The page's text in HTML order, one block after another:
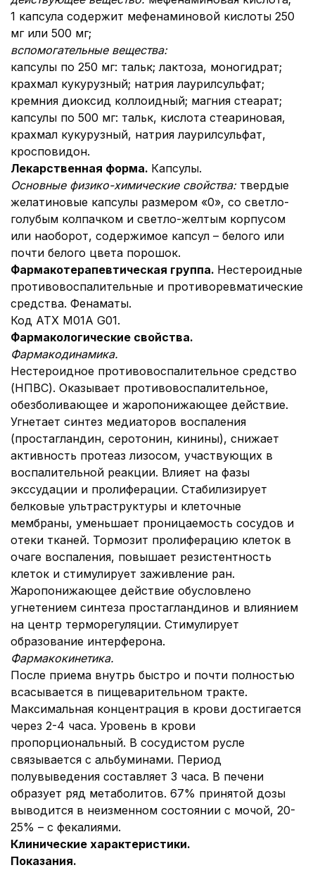
1 капсула содержит мефенаминовой кислоты 250
мг или 500 мг;
вспомогательные вещества:
капсулы по 250 мг: тальк; лактоза, моногидрат;
крахмал кукурузный; натрия лаурилсульфат;
кремния диоксид коллоидный; магния стеарат;
капсулы по 500 мг: тальк, кислота стеариновая,
крахмал кукурузный, натрия лаурилсульфат,
кросповидон.
Лекарственная форма. Капсулы.
Основные физико-химические свойства: твердые
желатиновые капсулы размером «0», со светло-
голубым колпачком и светло-желтым корпусом
или наоборот, содержимое капсул – белого или
почти белого цвета порошок.
Фармакотерапевтическая группа. Нестероидные
противовоспалительные и противоревматические
средства. Фенаматы.
Код АТХ М01А G01.
Фармакологические свойства.
Фармакодинамика.
Нестероидное противовоспалительное средство
(НПВС). Оказывает противовоспалительное,
обезболивающее и жаропонижающее действие.
Угнетает синтез медиаторов воспаления
(простагландин, серотонин, кинины), снижает
активность протеаз лизосом, участвующих в
воспалительной реакции. Влияет на фазы
экссудации и пролиферации. Стабилизирует
белковые ультраструктуры и клеточные
мембраны, уменьшает проницаемость сосудов и
отеки тканей. Тормозит пролиферацию клеток в
очаге воспаления, повышает резистентность
клеток и стимулирует заживление ран.
Жаропонижающее действие обусловлено
угнетением синтеза простагландинов и влиянием
на центр терморегуляции. Стимулирует
образование интерферона.
Фармакокинетика.
После приема внутрь быстро и почти полностью
всасывается в пищеварительном тракте.
Максимальная концентрация в крови достигается
через 2-4 часа. Уровень в крови
пропорциональный. В сосудистом русле
связывается с альбуминами. Период
полувыведения составляет 3 часа. В печени
образует ряд метаболитов. 67% принятой дозы
выводится в неизменном состоянии с мочой, 20-
25% – с фекалиями.
Клинические характеристики.
Показания.